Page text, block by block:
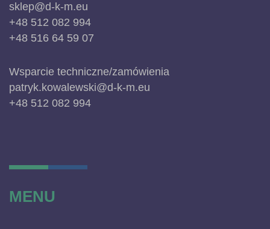
sklep@d-k-m.eu
+48 512 082 994
+48 516 64 59 07
Wsparcie techniczne/zamówienia
patryk.kowalewski@d-k-m.eu
+48 512 082 994
MENU